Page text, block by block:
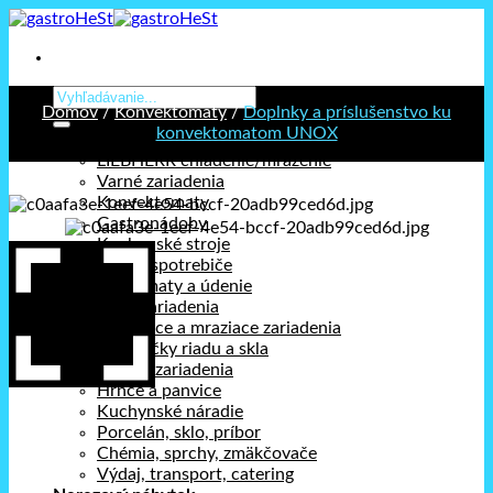
Prejsť
obsah
Hľadať:
LIEBHERR chladenie/mrazenie
Varné zariadenia
Konvektomaty
Gastronádoby
Kuchynské stroje
Stolné spotrebiče
Holdomaty a údenie
Pizza zariadenia
Chladiace a mraziace zariadenia
Umývačky riadu a skla
Barové zariadenia
Hrnce a panvice
Kuchynské náradie
Porcelán, sklo, príbor
Chémia, sprchy, zmäkčovače
Výdaj, transport, catering
Domov / Konvektomaty / Doplnky a príslušenstvo ku
konvektomatom UNOX